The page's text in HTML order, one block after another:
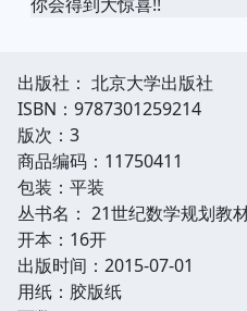
出版社： 北京大学出版社
ISBN：9787301259214
版次：3
商品编码：11750411
包装：平装
丛书名： 21世纪数学规划教
开本：16开
出版时间：2015-07-01
用纸：胶版纸